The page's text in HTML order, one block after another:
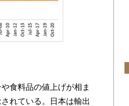
食料品の値上げが相ま
れている。日本は輸出